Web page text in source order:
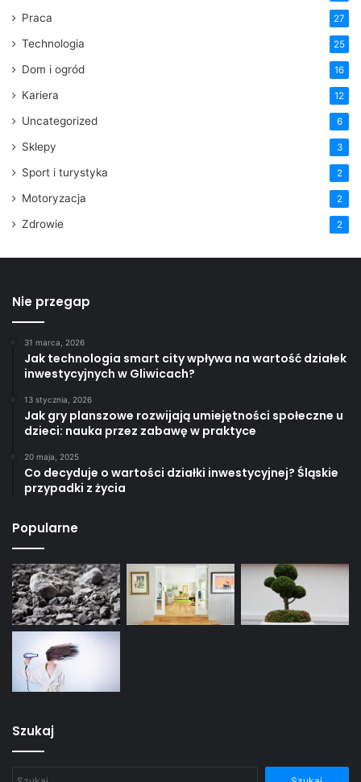
Praca 27
Technologia 25
Dom i ogród 16
Kariera 12
Uncategorized 6
Sklepy 3
Sport i turystyka 2
Motoryzacja 2
Zdrowie 2
Nie przegap
31 marca, 2026
Jak technologia smart city wpływa na wartość działek
inwestycyjnych w Gliwicach?
13 stycznia, 2026
Jak gry planszowe rozwijają umiejętności społeczne u
dzieci: nauka przez zabawę w praktyce
20 maja, 2025
Co decyduje o wartości działki inwestycyjnej? Śląskie
przypadki z życia
Popularne
Szukaj
Szukaj: